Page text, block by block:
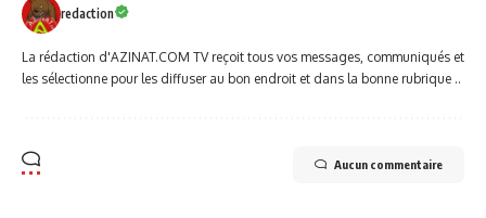
redaction
La rédaction d'AZINAT.COM TV reçoit tous vos messages, communiqués et
les sélectionne pour les diffuser au bon endroit et dans la bonne rubrique ..
Aucun commentaire